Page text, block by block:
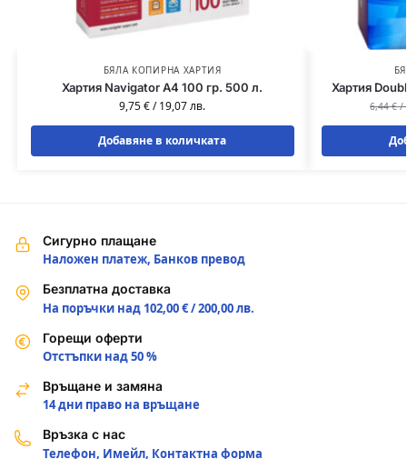
БЯЛА КОПИРНА ХАРТИЯ
Хартия Navigator A4 100 гр. 500 л.
9,75€/19,07лв.
Добавяне в количката
Хартия
6,44€ /
Сигурно плащане
Наложен платеж, Банков превод
Безплатна доставка
На поръчки над 102,00 € / 200,00 лв.
Горещи оферти
Отстъпки над 50 %
Връщане и замяна
14 дни право на връщане
Връзка с нас
Телефон, Имейл, Контактна форма